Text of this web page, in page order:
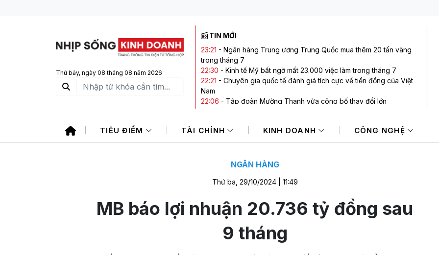
Thứ bảy, ngày 08 tháng 08 năm 2026
TIN MỚI
23:21 - Ngân hàng Trung ương Trung Quốc mua thêm 20 tấn vàng
trong tháng 7
22:30 - Kinh tế Mỹ bất ngờ mất 23.000 việc làm trong tháng 7
22:21 - Chuyên gia quốc tế đánh giá tích cực về tiền đồng của Việt
Nam
22:06 - Tập đoàn Mường Thanh vừa công bố thay đổi lớn
CTCK "xả" mã nào mạnh nhất?
TIÊU ĐIỂM TÀI CHÍNH KINH DOANH CÔNG NGHỆ
NGÂN HÀNG
Thứ ba, 29/10/2024 | 11:49
MB báo lợi nhuận 20.736 tỷ đồng sau
9 tháng